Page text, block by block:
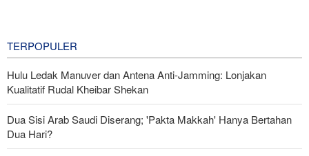
TERPOPULER
Hulu Ledak Manuver dan Antena Anti-Jamming: Lonjakan
Kualitatif Rudal Kheibar Shekan
Dua Sisi Arab Saudi Diserang; 'Pakta Makkah' Hanya Bertahan
Dua Hari?